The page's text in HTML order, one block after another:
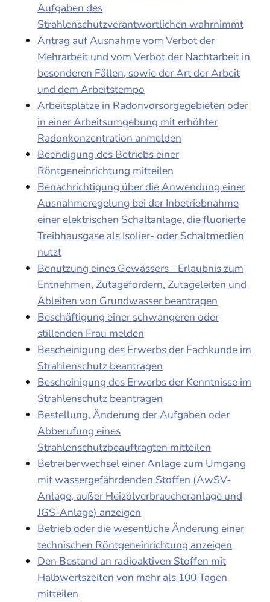
Aufgaben des
Strahlenschutzverantwortlichen wahrnimmt
Antrag auf Ausnahme vom Verbot der
Mehrarbeit und vom Verbot der Nachtarbeit in
besonderen Fällen, sowie der Art der Arbeit
und dem Arbeitstempo
Arbeitsplätze in Radonvorsorgegebieten oder
in einer Arbeitsumgebung mit erhöhter
Radonkonzentration anmelden
Beendigung des Betriebs einer
Röntgeneinrichtung mitteilen
Benachrichtigung über die Anwendung einer
Ausnahmeregelung bei der Inbetriebnahme
einer elektrischen Schaltanlage, die fluorierte
Treibhausgase als Isolier- oder Schaltmedien
nutzt
Benutzung eines Gewässers - Erlaubnis zum
Entnehmen, Zutagefördern, Zutageleiten und
Ableiten von Grundwasser beantragen
Beschäftigung einer schwangeren oder
stillenden Frau melden
Bescheinigung des Erwerbs der Fachkunde im
Strahlenschutz beantragen
Bescheinigung des Erwerbs der Kenntnisse im
Strahlenschutz beantragen
Bestellung, Änderung der Aufgaben oder
Abberufung eines
Strahlenschutzbeauftragten mitteilen
Betreiberwechsel einer Anlage zum Umgang
mit wassergefährdenden Stoffen (AwSV-
Anlage, außer Heizölverbraucheranlage und
JGS-Anlage) anzeigen
Betrieb oder die wesentliche Änderung einer
technischen Röntgeneinrichtung anzeigen
Den Bestand an radioaktiven Stoffen mit
Halbwertszeiten von mehr als 100 Tagen
mitteilen